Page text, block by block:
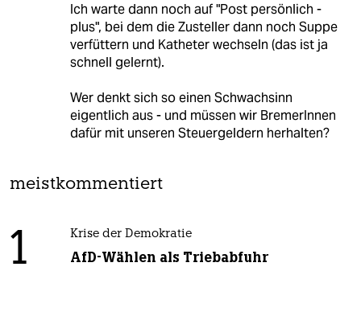
Ich warte dann noch auf "Post persönlich -
plus", bei dem die Zusteller dann noch Suppe
verfüttern und Katheter wechseln (das ist ja
schnell gelernt).
Wer denkt sich so einen Schwachsinn
eigentlich aus - und müssen wir BremerInnen
dafür mit unseren Steuergeldern herhalten?
meistkommentiert
1 Krise der Demokratie
AfD-Wählen als Triebabfuhr